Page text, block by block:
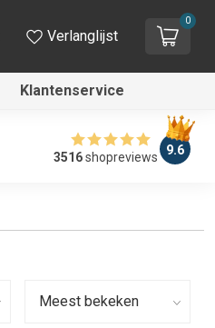
Verlanglijst
0
Klantenservice
3516shopreviews 9.6